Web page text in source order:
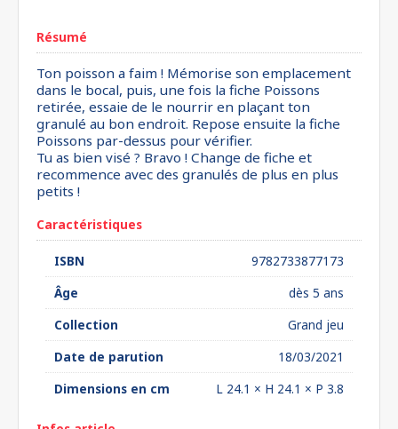
Résumé
Ton poisson a faim ! Mémorise son emplacement
dans le bocal, puis, une fois la fiche Poissons
retirée, essaie de le nourrir en plaçant ton
granulé au bon endroit. Repose ensuite la fiche
Poissons par-dessus pour vérifier.
Tu as bien visé ? Bravo ! Change de fiche et
recommence avec des granulés de plus en plus
petits !
Caractéristiques
ISBN
9782733877173
Âge
dès 5 ans
Collection
Grand jeu
Date de parution
18/03/2021
Dimensions en cm
L 24.1 × H 24.1 × P 3.8